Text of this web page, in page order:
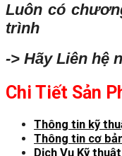
Luôn có
trình
-> Hãy Liên hệ
Chi Tiết Sản
Thông tin kỹ
Thông tin cơ
Dịch Vụ Kỹ thuật